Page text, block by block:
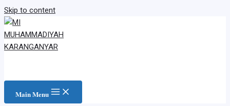
Skip to content
Main Menu